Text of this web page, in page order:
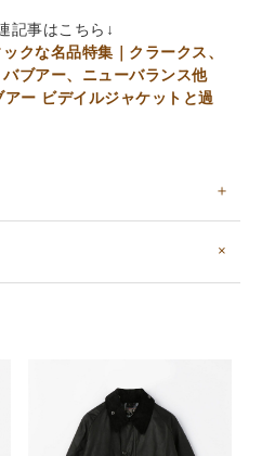
記事はこちら↓
クな名品特集｜クラークス、
ブアー、ニューバランス他
ー ビデイルジャケットと過